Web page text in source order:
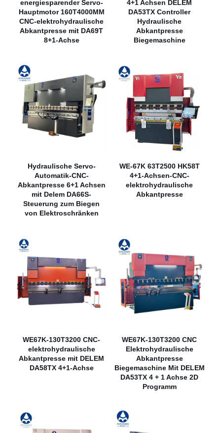
energiesparender Servo-
Hauptmotor 160T4000MM
CNC-elektrohydraulische
Abkantpresse mit DA69T
8+1-Achse
4+1 Achsen DELEM
DA53TX Controller
Hydraulische
Abkantpresse
Biegemaschine
Hydraulische Servo-
Automatik-CNC-
Abkantpresse 6+1 Achsen
mit Delem DA66S-
Steuerung zum Biegen
von Elektroschränken
WE-67K 63T2500 HK58T
4+1-Achsen-CNC-
elektrohydraulische
Abkantpresse
WE67K-130T3200 CNC-
elektrohydraulische
Abkantpresse mit DELEM
DA58TX 4+1-Achse
WE67K-130T3200 CNC
Elektrohydraulische
Abkantpresse
Biegemaschine Mit DELEM
DA53TX 4 + 1 Achse 2D
Programm